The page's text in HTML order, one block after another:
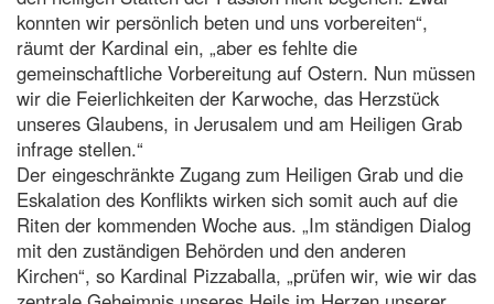
konnten wir persönlich beten und uns vorbereiten“,
räumt der Kardinal ein, „aber es fehlte die
gemeinschaftliche Vorbereitung auf Ostern. Nun müssen
wir die Feierlichkeiten der Karwoche, das Herzstück
unseres Glaubens, in Jerusalem und am Heiligen Grab
infrage stellen.“
Der eingeschränkte Zugang zum Heiligen Grab und die
Eskalation des Konflikts wirken sich somit auch auf die
Riten der kommenden Woche aus. „Im ständigen Dialog
mit den zuständigen Behörden und den anderen
Kirchen“, so Kardinal Pizzaballa, „prüfen wir, wie wir das